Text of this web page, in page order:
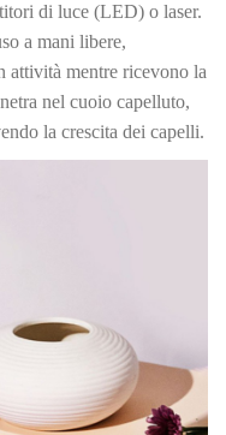
di luce (LED) o laser.
a mani libere,
attività mentre ricevono la
nel cuoio capelluto,
la crescita dei capelli.